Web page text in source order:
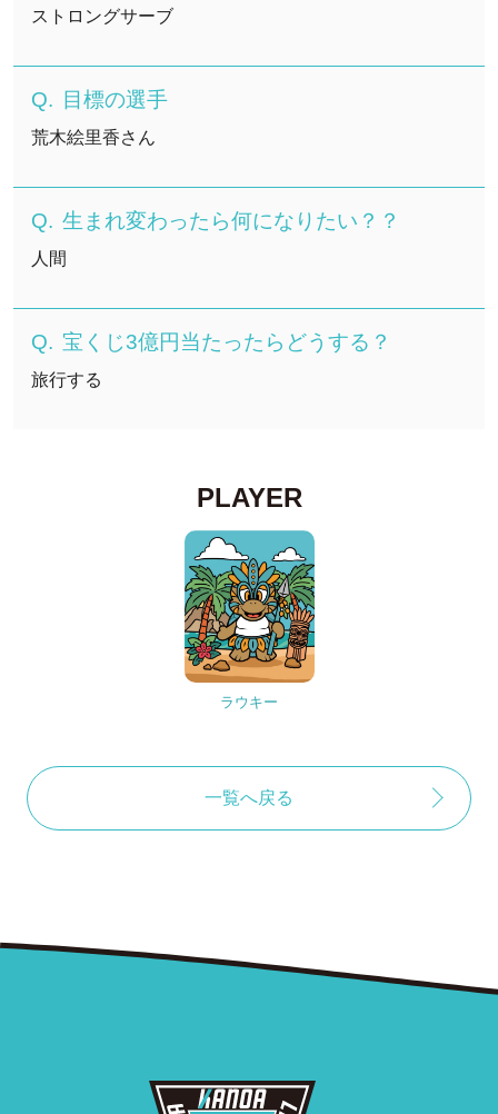
ストロングサーブ
目標の選手
荒木絵里香さん
生まれ変わったら何になりたい？？
人間
宝くじ3億円当たったらどうする？
旅行する
PLAYER
ラウキー
一覧へ戻る